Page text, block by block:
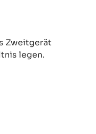
Zweitgerät
legen.